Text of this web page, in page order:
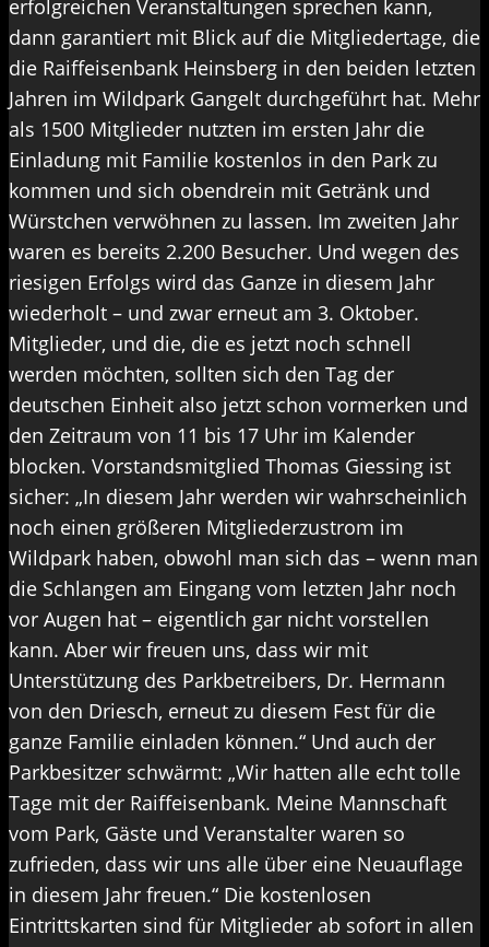
erfolgreichen Veranstaltungen sprechen kann,
dann garantiert mit Blick auf die Mitgliedertage, die
die Raiffeisenbank Heinsberg in den beiden letzten
Jahren im Wildpark Gangelt durchgeführt hat. Mehr
als 1500 Mitglieder nutzten im ersten Jahr die
Einladung mit Familie kostenlos in den Park zu
kommen und sich obendrein mit Getränk und
Würstchen verwöhnen zu lassen. Im zweiten Jahr
waren es bereits 2.200 Besucher. Und wegen des
riesigen Erfolgs wird das Ganze in diesem Jahr
wiederholt – und zwar erneut am 3. Oktober.
Mitglieder, und die, die es jetzt noch schnell
werden möchten, sollten sich den Tag der
deutschen Einheit also jetzt schon vormerken und
den Zeitraum von 11 bis 17 Uhr im Kalender
blocken. Vorstandsmitglied Thomas Giessing ist
sicher: „In diesem Jahr werden wir wahrscheinlich
noch einen größeren Mitgliederzustrom im
Wildpark haben, obwohl man sich das – wenn man
die Schlangen am Eingang vom letzten Jahr noch
vor Augen hat – eigentlich gar nicht vorstellen
kann. Aber wir freuen uns, dass wir mit
Unterstützung des Parkbetreibers, Dr. Hermann
von den Driesch, erneut zu diesem Fest für die
ganze Familie einladen können.“ Und auch der
Parkbesitzer schwärmt: „Wir hatten alle echt tolle
Tage mit der Raiffeisenbank. Meine Mannschaft
vom Park, Gäste und Veranstalter waren so
zufrieden, dass wir uns alle über eine Neuauflage
in diesem Jahr freuen.“ Die kostenlosen
Eintrittskarten sind für Mitglieder ab sofort in allen